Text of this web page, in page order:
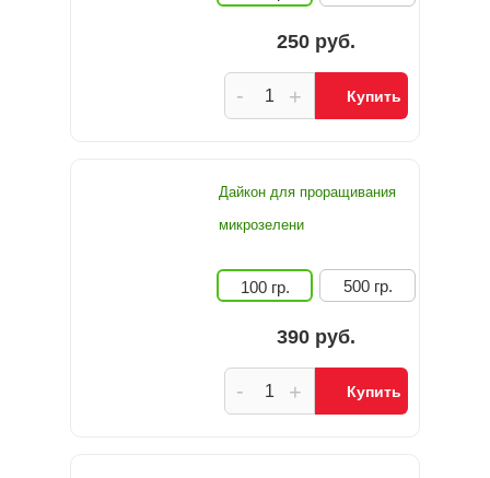
250 руб.
+
- Купить
Дайкон для проращивания
микрозелени
100 гр. 500 гр.
390 руб.
+
- Купить